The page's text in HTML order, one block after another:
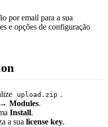
por email para a sua
e opções de configuração
upload.zip .
Modules.
Install.
a sua license key.